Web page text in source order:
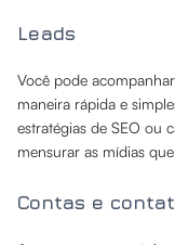
Leads
Você pode
maneira rápida e
estratégias de SEO ou
mensurar as mídias
Contas e